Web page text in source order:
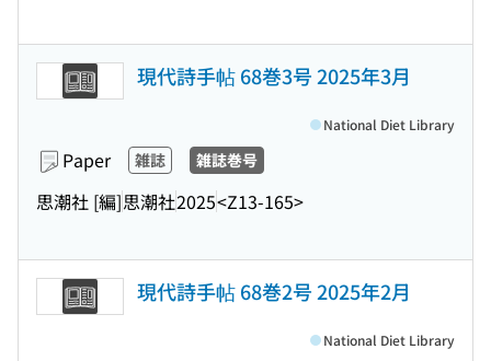
現代詩手帖 68巻3号 2025年3月
Paper 雑誌 雑誌巻号
思潮社 [編]思潮社2025<Z13-165>
National Diet Library
現代詩手帖 68巻2号 2025年2月
National Diet Library